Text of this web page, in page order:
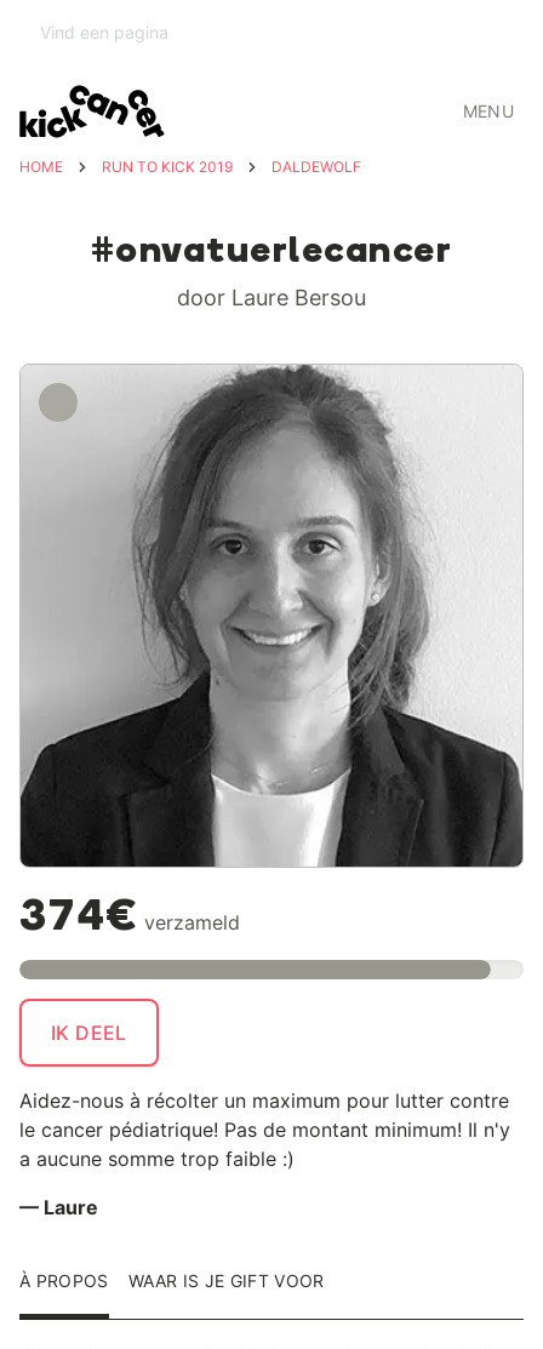
MENU
HOME RUN TO KICK 2019 DALDEWOLF
#onvatuerlecancer
door Laure Bersou
374€ verzameld
IK DEEL
Aidez-nous à récolter un maximum pour lutter contre
le cancer pédiatrique! Pas de montant minimum! Il n'y
a aucune somme trop faible :)
— Laure
À PROPOS WAAR IS JE GIFT VOOR